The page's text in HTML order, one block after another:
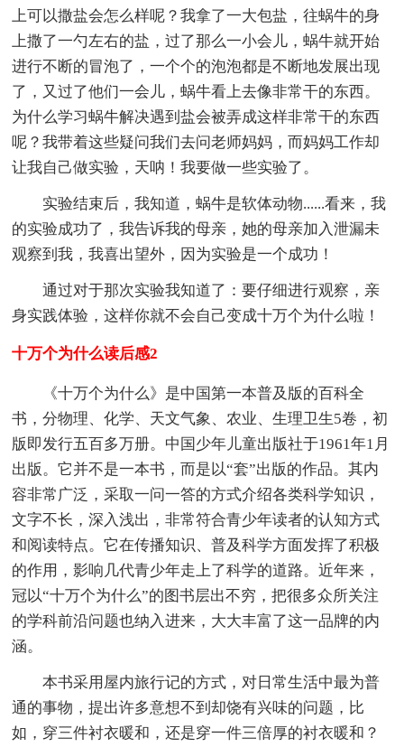
上可以撒盐会怎么样呢？我拿了一大包盐，往蜗牛的身
上撒了一勺左右的盐，过了那么一小会儿，蜗牛就开始
进行不断的冒泡了，一个个的泡泡都是不断地发展出现
了，又过了他们一会儿，蜗牛看上去像非常干的东西。
为什么学习蜗牛解决遇到盐会被弄成这样非常干的东西
呢？我带着这些疑问我们去问老师妈妈，而妈妈工作却
让我自己做实验，天呐！我要做一些实验了。
实验结束后，我知道，蜗牛是软体动物......看来，我
的实验成功了，我告诉我的母亲，她的母亲加入泄漏未
观察到我，我喜出望外，因为实验是一个成功！
通过对于那次实验我知道了：要仔细进行观察，亲
身实践体验，这样你就不会自己变成十万个为什么啦！
十万个为什么读后感2
《十万个为什么》是中国第一本普及版的百科全
书，分物理、化学、天文气象、农业、生理卫生5卷，初
版即发行五百多万册。中国少年儿童出版社于1961年1月
出版。它并不是一本书，而是以“套”出版的作品。其内
容非常广泛，采取一问一答的方式介绍各类科学知识，
文字不长，深入浅出，非常符合青少年读者的认知方式
和阅读特点。它在传播知识、普及科学方面发挥了积极
的作用，影响几代青少年走上了科学的道路。近年来，
冠以“十万个为什么”的图书层出不穷，把很多众所关注
的学科前沿问题也纳入进来，大大丰富了这一品牌的内
涵。
本书采用屋内旅行记的方式，对日常生活中最为普
通的事物，提出许多意想不到却饶有兴味的问题，比
如，穿三件衬衣暖和，还是穿一件三倍厚的衬衣暖和？